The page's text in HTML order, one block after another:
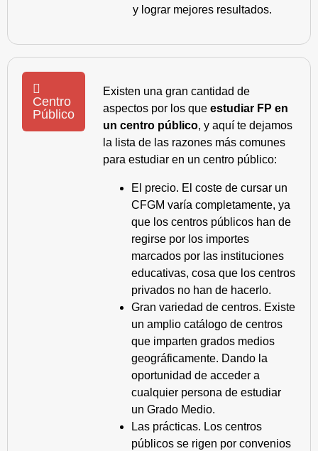
y lograr mejores resultados.
Centro
Público
Existen una gran cantidad de
aspectos por los que estudiar FP en
un centro público, y aquí te dejamos
la lista de las razones más comunes
para estudiar en un centro público:
El precio. El coste de cursar un
CFGM varía completamente, ya
que los centros públicos han de
regirse por los importes
marcados por las instituciones
educativas, cosa que los centros
privados no han de hacerlo.
Gran variedad de centros. Existe
un amplio catálogo de centros
que imparten grados medios
geográficamente. Dando la
oportunidad de acceder a
cualquier persona de estudiar
un Grado Medio.
Las prácticas. Los centros
públicos se rigen por convenios